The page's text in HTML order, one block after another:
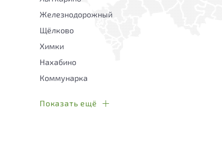
Железнодорожный
Щёлково
Химки
Нахабино
Коммунарка
Показать ещё